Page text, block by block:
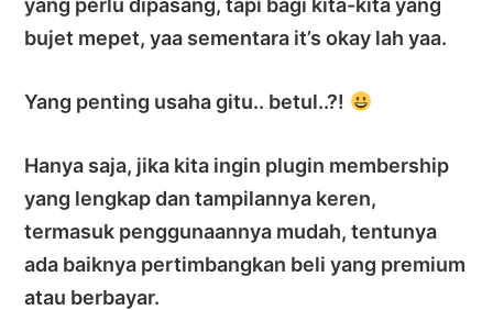
yang perlu dipasang, tapi bagi kita-kita yang
bujet mepet, yaa sementara it’s okay lah yaa.
Yang penting usaha gitu.. betul..?!
Hanya saja, jika kita ingin plugin membership
yang lengkap dan tampilannya keren,
termasuk penggunaannya mudah, tentunya
ada baiknya pertimbangkan beli yang premium
atau berbayar.